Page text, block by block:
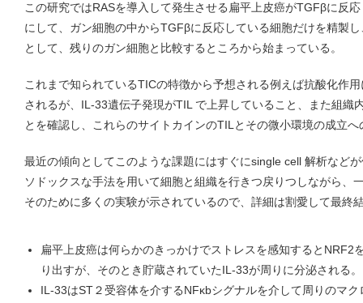
この研究ではRASを導入して発生させる扁平上皮癌がTGFβに反
にして、ガン細胞の中からTGFβに反応している細胞だけを精製
として、残りのガン細胞と比較するところから始まっている。
これまで知られているTICの特徴から予想される例えば抗酸化作
されるが、IL-33遺伝子発現がTIL で上昇していること、また組織
とを確認し、これらのサイトカインのTILとその微小環境の成立
最近の傾向としてこのような課題にはすぐにsingle cell 解析など
ソドックスな手法を用いて細胞と組織を行きつ戻りつしながら、
そのために多くの実験が示されているので、詳細は割愛して最終
扁平上皮癌は何らかのきっかけでストレスを感知するとNRF2
り出すが、そのとき貯蔵されていたIL-33が周りに分泌される。
IL-33はST２受容体を介するNFκbシグナルを介して周りのマ